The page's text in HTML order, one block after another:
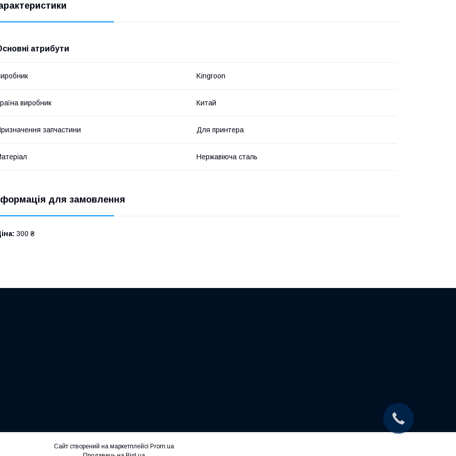
атрибути
Kingroon
виробник Китай
запчастини Для принтера
Нержавіюча сталь
для замовлення
300 ₴
Сайт створений на маркетплейсі Prom.ua